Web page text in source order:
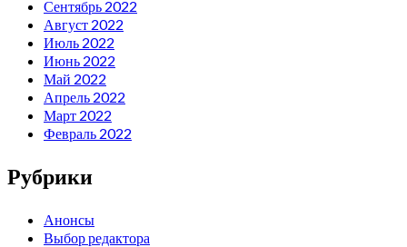
Сентябрь 2022
Август 2022
Июль 2022
Июнь 2022
Май 2022
Апрель 2022
Март 2022
Февраль 2022
Рубрики
Анонсы
Выбор редактора